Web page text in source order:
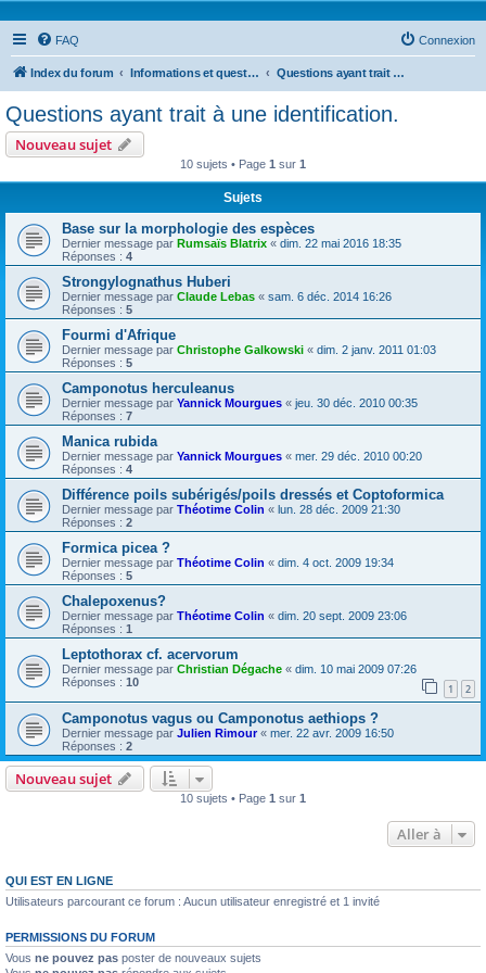
FAQ Connexion
Index du forum Informations et questions taxonomiques Questions ayant trait à une identification.
Questions ayant trait à une identification.
Nouveau sujet
10 sujets • Page 1 sur 1
Sujets
Base sur la morphologie des espèces
Dernier message par Rumsaïs Blatrix « dim. 22 mai 2016 18:35
Réponses : 4
Strongylognathus Huberi
Dernier message par Claude Lebas « sam. 6 déc. 2014 16:26
Réponses : 5
Fourmi d'Afrique
Dernier message par Christophe Galkowski « dim. 2 janv. 2011 01:03
Réponses : 5
Camponotus herculeanus
Dernier message par Yannick Mourgues « jeu. 30 déc. 2010 00:35
Réponses : 7
Manica rubida
Dernier message par Yannick Mourgues « mer. 29 déc. 2010 00:20
Réponses : 4
Différence poils subérigés/poils dressés et Coptoformica
Dernier message par Théotime Colin « lun. 28 déc. 2009 21:30
Réponses : 2
Formica picea ?
Dernier message par Théotime Colin « dim. 4 oct. 2009 19:34
Réponses : 5
Chalepoxenus?
Dernier message par Théotime Colin « dim. 20 sept. 2009 23:06
Réponses : 1
Leptothorax cf. acervorum
Dernier message par Christian Dégache « dim. 10 mai 2009 07:26
Réponses : 10 1 2
Camponotus vagus ou Camponotus aethiops ?
Dernier message par Julien Rimour« mer. 22 avr. 2009 16:50
Réponses : 2
Nouveau sujet
10 sujets • Page 1 sur 1
Aller à
QUI EST EN LIGNE
Utilisateurs parcourant ce forum : Aucun utilisateur enregistré et 1 invité
PERMISSIONS DU FORUM
Vous ne pouvez pas poster de nouveaux sujets